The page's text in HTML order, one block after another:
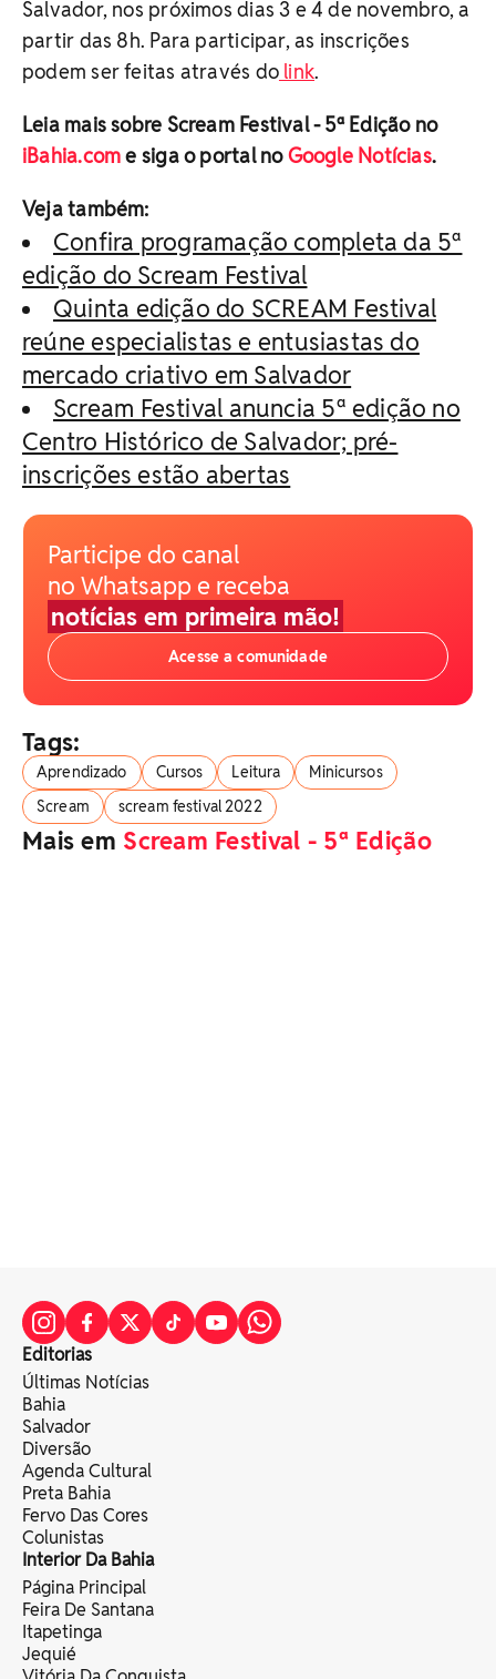
Salvador, nos próximos dias 3 e 4 de novembro, a
partir das 8h. Para participar, as inscrições
podem ser feitas através dolink.
Leia mais sobre Scream Festival - 5ª Edição no
iBahia.come siga o portal noGoogle Notícias.
Veja também:
Confira programação completa da 5ª
edição do Scream Festival
Quinta edição do SCREAM Festival
reúne especialistas e entusiastas do
mercado criativo em Salvador
Scream Festival anuncia 5ª edição no
Centro Histórico de Salvador; pré-
inscrições estão abertas
Participe do canal
no Whatsapp e receba
notícias em primeira mão!
Acesse a comunidade
Tags:
Aprendizado Cursos Leitura
Minicursos
Scream
scream festival 2022
Mais em Scream Festival - 5ª Edição
Editorias
Últimas Notícias
Bahia
Salvador
Diversão
Agenda Cultural
Preta Bahia
Fervo Das Cores
Colunistas
Interior Da Bahia
Página Principal
Feira De Santana
Itapetinga
Jequié